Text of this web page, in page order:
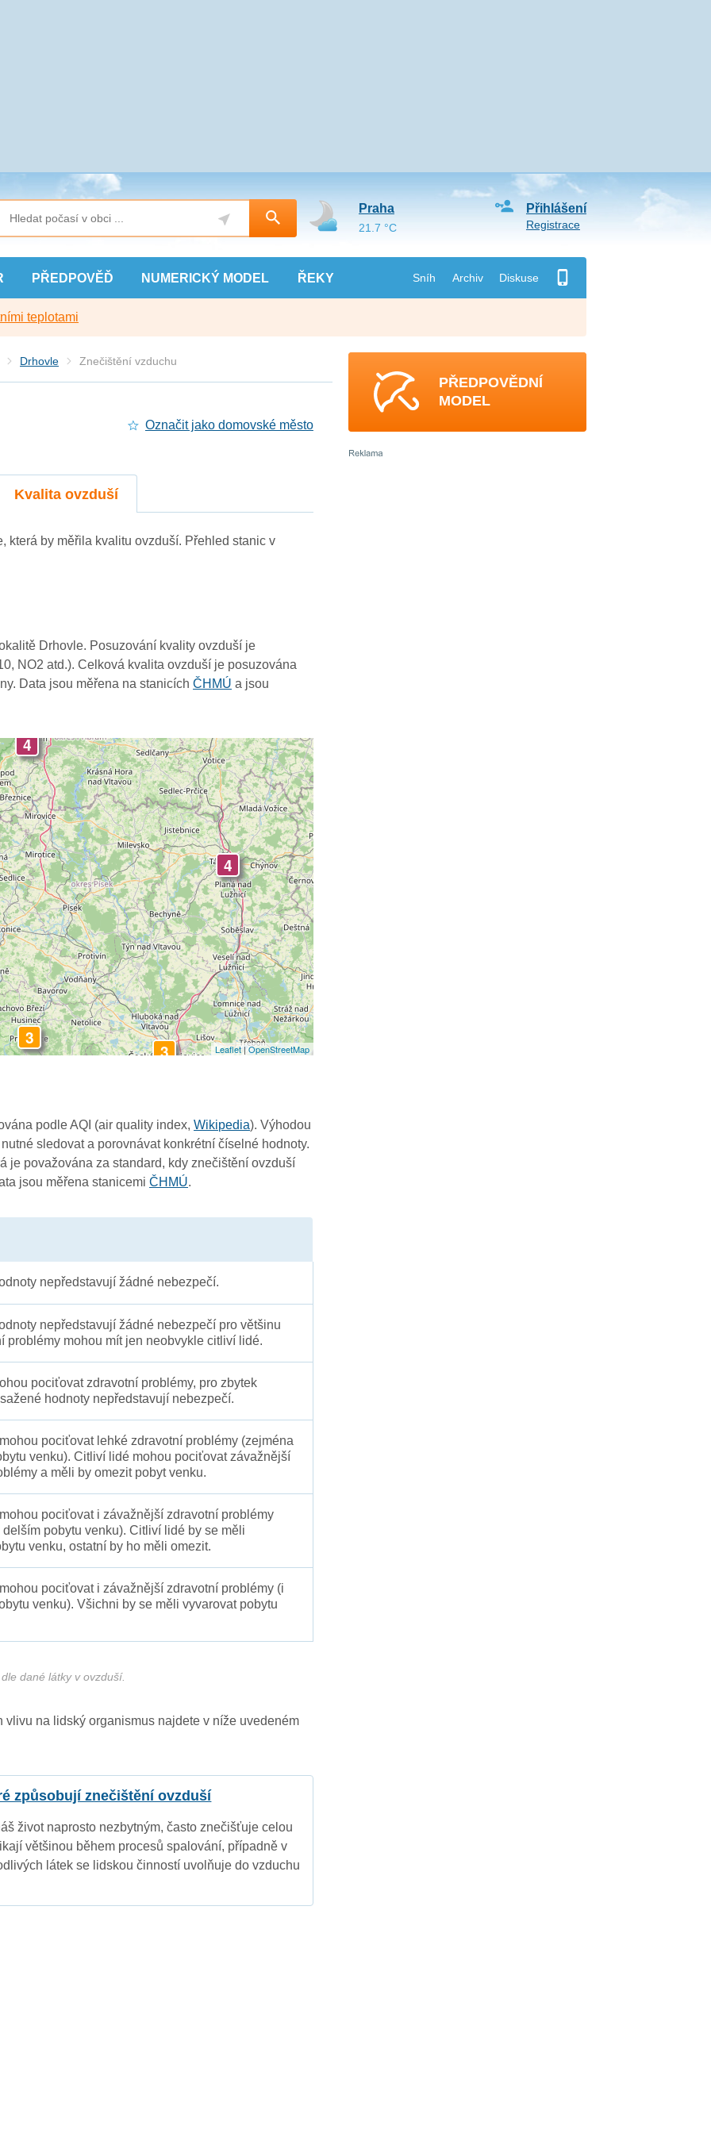
PŘEDPOVĚĎ NUMERICKÝ MODEL ŘEKY Sníh Archiv Diskuse
Přihlášení
Registrace
Praha
21.7 °C
teplotami
Drhovle Znečištění vzduchu
Označit jako domovské město
Kvalita ovzduší
která by měřila kvalitu ovzduší. Přehled stanic v
Drhovle. Posuzování kvality ovzduší je
NO2 atd.). Celková kvalita ovzduší je posuzována
Data jsou měřena na stanicíchČHMÚ a jsou
4
4
4
3
4
4
4
4
4
3
3 Leaflet|OpenStreetMap
podle AQI (air quality index,Wikipedia). Výhodou
sledovat a porovnávat konkrétní číselné hodnoty.
je považována za standard, kdy znečištění ovzduší
jsou měřena stanicemiČHMÚ.
nepředstavují žádné nebezpečí.
nepředstavují žádné nebezpečí pro většinu
problémy mohou mít jen neobvykle citliví lidé.
pociťovat zdravotní problémy, pro zbytek
hodnoty nepředstavují nebezpečí.
pociťovat lehké zdravotní problémy (zejména
venku). Citliví lidé mohou pociťovat závažnější
a měli by omezit pobyt venku.
pociťovat i závažnější zdravotní problémy
delším pobytu venku). Citliví lidé by se měli
venku, ostatní by ho měli omezit.
pociťovat i závažnější zdravotní problémy (i
venku). Všichni by se měli vyvarovat pobytu
dané látky v ovzduší.
vlivu na lidský organismus najdete v níže uvedeném
způsobují znečištění ovzduší
život naprosto nezbytným, často znečišťuje celou
většinou během procesů spalování, případně v
látek se lidskou činností uvolňuje do vzduchu
PŘEDPOVĚDNÍ
MODEL